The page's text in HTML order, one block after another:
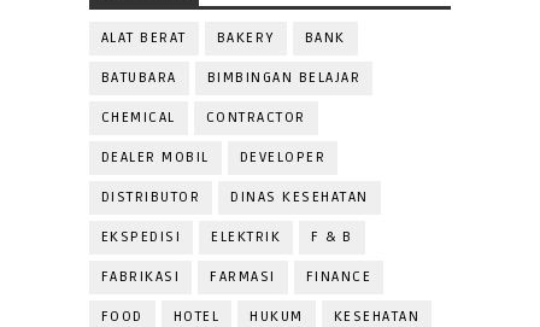
ALAT BERAT BAKERY BANK
BATUBARA BIMBINGAN BELAJAR
CHEMICAL CONTRACTOR
DEALER MOBIL DEVELOPER
DISTRIBUTOR DINAS KESEHATAN
EKSPEDISI ELEKTRIK F & B
FABRIKASI FARMASI FINANCE
FOOD HOTEL HUKUM KESEHATAN